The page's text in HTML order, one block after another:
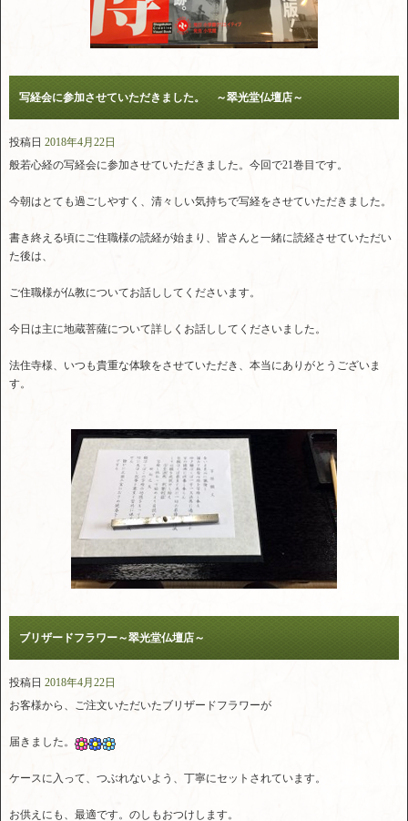
写経会に参加させていただきました。 ～翠光堂仏壇店～
投稿日 2018年4月22日
般若心経の写経会に参加させていただきました。今回で21巻目です。
今朝はとても過ごしやすく、清々しい気持ちで写経をさせていただきました。
書き終える頃にご住職様の読経が始まり、皆さんと一緒に読経させていただい
た後は、
ご住職様が仏教についてお話ししてくださいます。
今日は主に地蔵菩薩について詳しくお話ししてくださいました。
法住寺様、いつも貴重な体験をさせていただき、本当にありがとうございま
す。
ブリザードフラワー～翠光堂仏壇店～
投稿日 2018年4月22日
お客様から、ご注文いただいたブリザードフラワーが
届きました。
ケースに入って、つぶれないよう、丁寧にセットされています。
お供えにも、最適です。のしもおつけします。